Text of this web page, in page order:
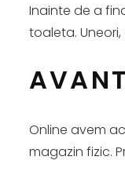
Inainte de a
toaleta.
Online avem
magazin fizic.